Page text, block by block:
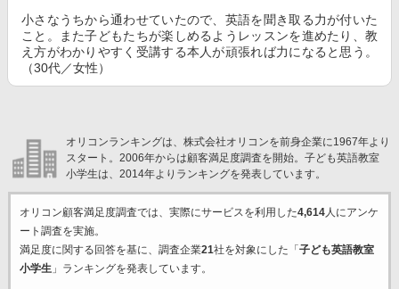
小さなうちから通わせていたので、英語を聞き取る力が付いた
こと。また子どもたちが楽しめるようレッスンを進めたり、教
え方がわかりやすく受講する本人が頑張れば力になると思う。
（30代／女性）
オリコンランキングは、株式会社オリコンを前身企業に1967年より
スタート。2006年からは顧客満足度調査を開始。子ども英語教室
小学生は、2014年よりランキングを発表しています。
オリコン顧客満足度調査では、実際にサービスを利用した4,614人にアンケ
ート調査を実施。
満足度に関する回答を基に、調査企業21社を対象にした「 子ども英語教室
小学生」ランキングを発表しています。